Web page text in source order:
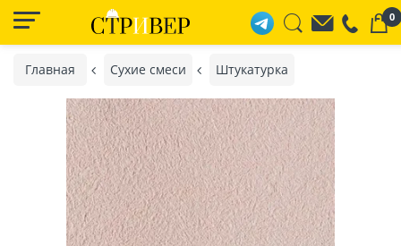
0
Главная Сухие смеси Штукатурка